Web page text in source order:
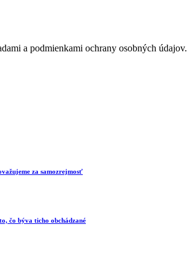
a podmienkami ochrany osobných údajov.
za samozrejmosť
čo býva ticho obchádzané